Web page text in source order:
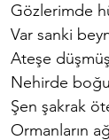
Gözlerimde
Var sanki
Ateşe
Nehirde
Şen şakrak
Ormanların